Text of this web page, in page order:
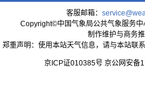
客服邮箱：
Copyright©中国气象局公共气象服务
制作维护与商务
郑重声明：使用本站天气信息，请与本站联
京ICP证010385号 京公网安备